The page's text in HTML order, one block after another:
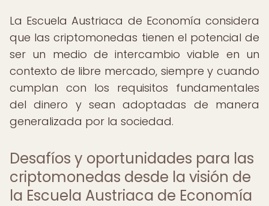
La Escuela Austriaca de Economía considera
que las criptomonedas tienen el potencial de
ser un medio de intercambio viable en un
contexto de libre mercado, siempre y cuando
cumplan con los requisitos fundamentales
del dinero y sean adoptadas de manera
generalizada por la sociedad.
Desafíos y oportunidades para las
criptomonedas desde la visión de
la Escuela Austriaca de Economía